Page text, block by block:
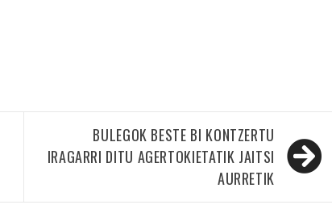
BULEGOK BESTE BI KONTZERTU
IRAGARRI DITU AGERTOKIETATIK JAITSI
AURRETIK